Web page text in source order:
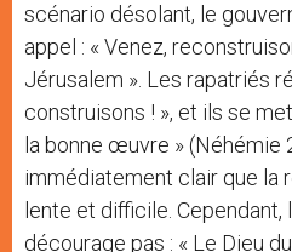
scénario désolant, le
appel : « Venez,
Jérusalem ». Les rapatriés
construisons ! », et ils se
la bonne œuvre » (Néhémie
immédiatement clair que la
lente et difficile. Cependant,
décourage pas : « Le Dieu